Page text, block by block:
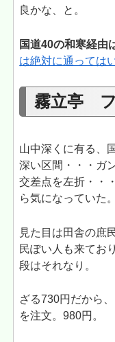
良かな、と。
国道40の和寒経由
は絶対に通っては
霧立亭
山中深くに有る、
深い区間・・・ガ
交差点を左折・・
ら気になっていた
見た目は田舎の庶
民ぽい人も来てお
段はそれなり。
ざる730円だから
を注文。980円。